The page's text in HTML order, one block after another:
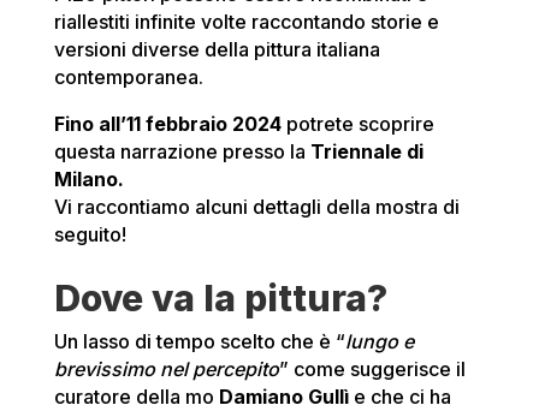
riallestiti infinite volte raccontando storie e
versioni diverse della pittura italiana
contemporanea.
Fino all’11 febbraio 2024potrete scoprire
questa narrazione presso la Triennale di
Milano.
Vi raccontiamo alcuni dettagli della mostra di
seguito!
Dove va la pittura?
Un lasso di tempo scelto che è “lungo e
brevissimo nel percepito” come suggerisce il
curatore della mo Damiano Gullìe che ci ha